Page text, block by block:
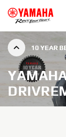
10 YEAR